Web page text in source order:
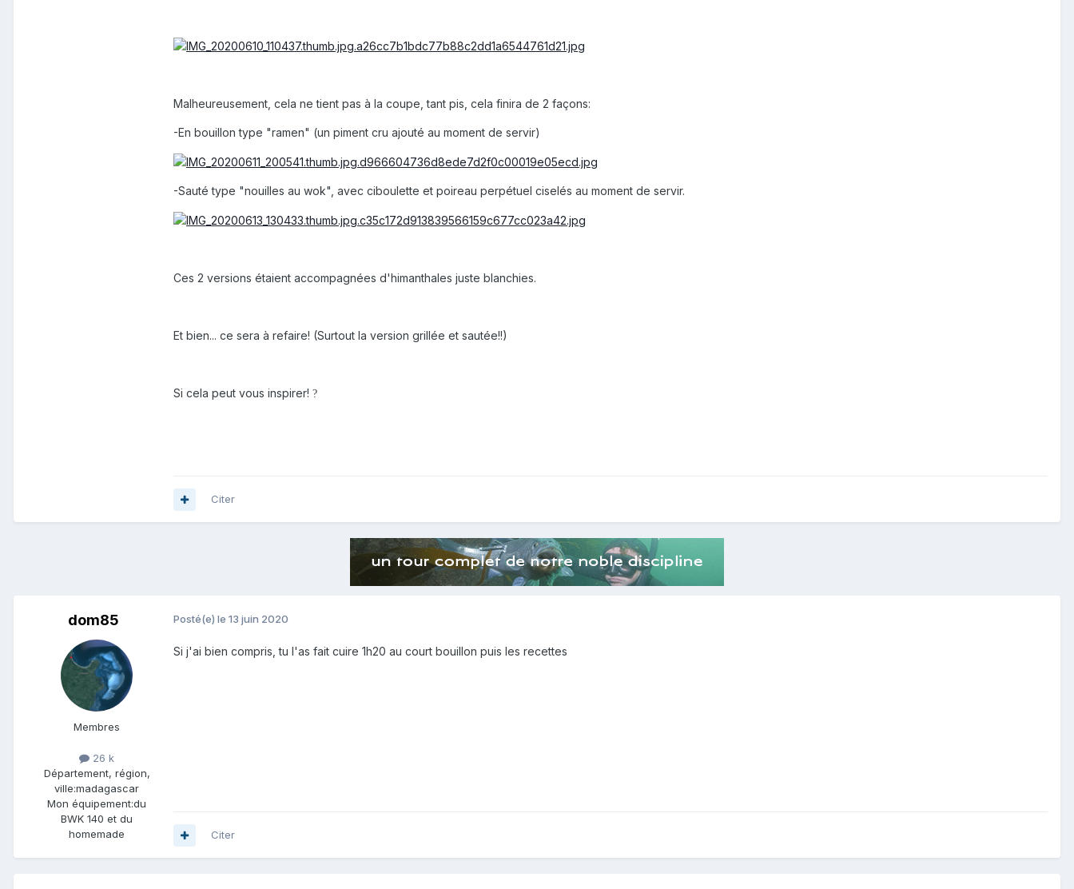
Malheureusement, cela ne tient pas à la coupe, tant pis, cela finira de 2 façons:
-En bouillon type "ramen" (un piment cru ajouté au moment de servir)
-Sauté type "nouilles au wok", avec ciboulette et poireau perpétuel ciselés au moment de servir.
Ces 2 versions étaient accompagnées d'himanthales juste blanchies.
Et bien... ce sera à refaire! (Surtout la version grillée et sautée!!)
Si cela peut vous inspirer! ?
Citer
dom85
Membres
26 k
Département, région,
ville:madagascar
Mon équipement:du
BWK 140 et du
homemade
Posté(e) le 13 juin 2020
Si j'ai bien compris, tu l'as fait cuire 1h20 au court bouillon puis les recettes
Citer